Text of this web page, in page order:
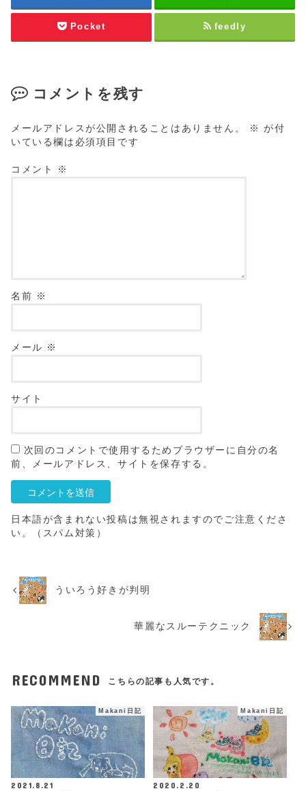
Pocket feedly
コメントを残す
メールアドレスが公開されることはありません。 ※ が付
いている欄は必須項目です
コメント ※
名前 ※
メール ※
サイト
次回のコメントで使用するためブラウザーに自分の名
前、メールアドレス、サイトを保存する。
日本語が含まれない投稿は無視されますのでご注意くださ
い。（スパム対策）
ういろう好きが判明
華麗なスルーテクニック
RECOMMEND こちらの記事も人気です。
Makani日記
2021.8.21
Makani日記
2020.2.20